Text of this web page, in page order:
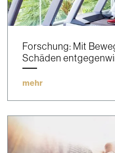
Forschung: Mit
Schäden
mehr